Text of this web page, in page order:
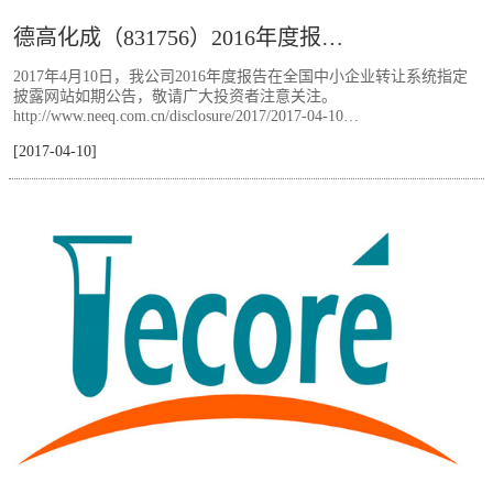
德高化成（831756）2016年度报…
2017年4月10日，我公司2016年度报告在全国中小企业转让系统指定
披露网站如期公告，敬请广大投资者注意关注。
http://www.neeq.com.cn/disclosure/2017/2017-04-10…
[2017-04-10]